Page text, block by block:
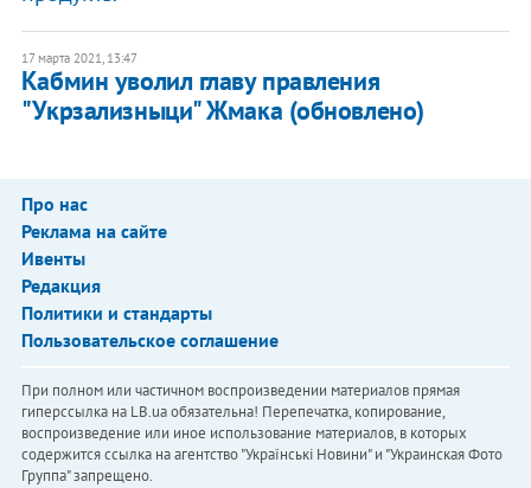
17 марта 2021, 13:47
Кабмин уволил главу правления
"Укрзализныци" Жмака (обновлено)
Про нас
Реклама на сайте
Ивенты
Редакция
Политики и стандарты
Пользовательское соглашение
При полном или частичном воспроизведении материалов прямая
гиперссылка на LB.ua обязательна! Перепечатка, копирование,
воспроизведение или иное использование материалов, в которых
содержится ссылка на агентство "Українськi Новини" и "Украинская Фото
Группа" запрещено.